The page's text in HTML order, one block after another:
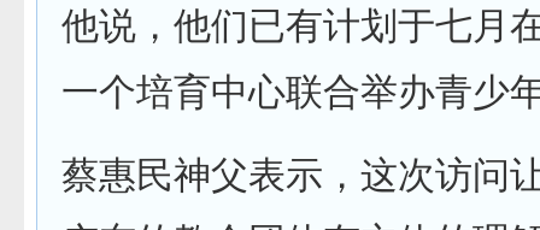
他说，他们已有计划于七月
一个培育中心联合举办青少
蔡惠民神父表示，这次访问